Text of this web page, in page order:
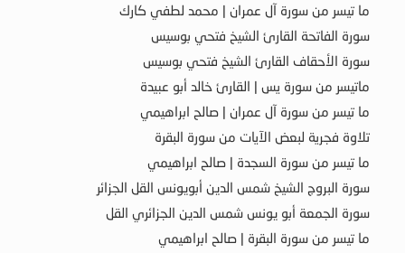
ما تيسر من سورة آل عمران | محمد لطفي كارك
سورة الفاتحة القارئ الشيخ فتحي بوسيس
سورة الأحقاف القارئ الشيخ فتحي بوسيس
ماتيسر من سورة يس | القارئ خالد أبو عبيدة
ما تيسر من سورة آل عمران | صالح ابراهيمي
تلاوة فجرية لبعض الآيات من سورة البقرة
ما تيسر من سورة السجدة | صالح ابراهيمي
سورة البروج الشيخ شمس الدين أبويونس القل الجزائر
سورة الجمعة أبو يونس شمس الدين الجزائري القل
ما تيسر من سورة البقرة | صالح ابراهيمي